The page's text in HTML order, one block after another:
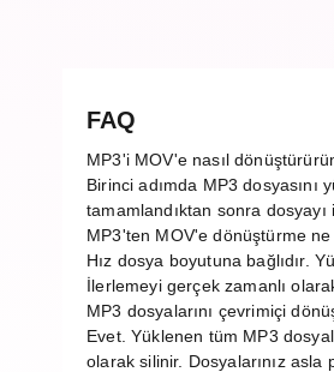
FAQ
MP3'i MOV'e nasıl
Birinci adımda MP3 dosyasını
tamamlandıktan sonra
MP3'ten MOV'e dönüştürme
Hız dosya boyutuna bağlıdır.
İlerlemeyi gerçek zamanlı
MP3 dosyalarını çevrimiçi
Evet. Yüklenen tüm MP3
olarak silinir. Dosyalarınız asla